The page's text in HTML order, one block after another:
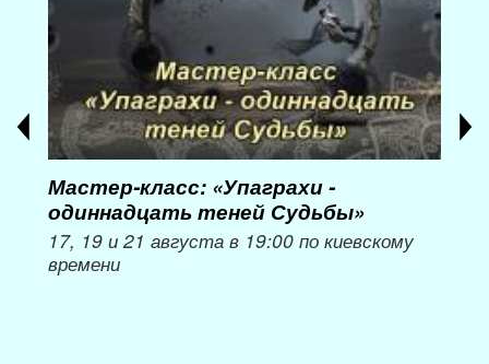
Мастер-класс: «Упаграхи -
одиннадцать теней Судьбы»
17, 19 и 21 августа в 19:00 по киевскому
времени